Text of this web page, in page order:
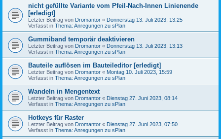
nicht gefüllte Variante vom Pfeil-Nach-Innen Linienende
[erledigt]
Letzter Beitrag von Dromantor « Donnerstag 13. Juli 2023, 13:25
Verfasst in Thema: Anregungen zu sPlan
Gummiband temporär deaktivieren
Letzter Beitrag von Dromantor « Donnerstag 13. Juli 2023, 13:13
Verfasst in Thema: Anregungen zu sPlan
Bauteile auflösen im Bauteileditor [erledigt]
Letzter Beitrag von Dromantor « Montag 10. Juli 2023, 15:59
Verfasst in Thema: Anregungen zu sPlan
Wandeln in Mengentext
Letzter Beitrag von Dromantor « Dienstag 27. Juni 2023, 08:14
Verfasst in Thema: Anregungen zu sPlan
Hotkeys für Raster
Letzter Beitrag von Dromantor « Dienstag 27. Juni 2023, 07:50
Verfasst in Thema: Anregungen zu sPlan